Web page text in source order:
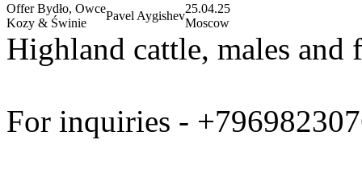
Offer Bydło, Owce
Kozy & Świnie
Pavel Aygishev
25.04.25
Moscow
Highland cattle, males and
For inquiries -